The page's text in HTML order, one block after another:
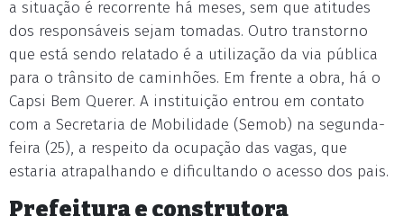
a situação é recorrente há meses, sem que atitudes
dos responsáveis sejam tomadas. Outro transtorno
que está sendo relatado é a utilização da via pública
para o trânsito de caminhões. Em frente a obra, há o
Capsi Bem Querer. A instituição entrou em contato
com a Secretaria de Mobilidade (Semob) na segunda-
feira (25), a respeito da ocupação das vagas, que
estaria atrapalhando e dificultando o acesso dos pais.
Prefeitura e construtora